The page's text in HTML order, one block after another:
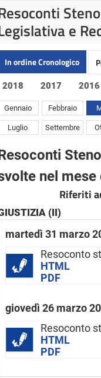
e
In ordine Cronologico
2018 2017 2016
Gennaio Febbraio
Luglio Settembre
nel
Riferiti
(II)
martedì 31 marzo
Resoconto
HTML
PDF
giovedì 26 marzo
Resoconto
HTML
PDF